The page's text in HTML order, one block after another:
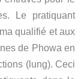
Le pratiquant
qualifié et aux
de Phowa en
(lung). Ceci